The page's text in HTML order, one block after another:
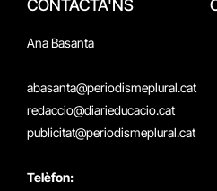
CONTACTA'NS
Ana Basanta
abasanta@periodismeplural.cat
redaccio@diarieducacio.cat
publicitat@periodismeplural.cat
Telèfon: